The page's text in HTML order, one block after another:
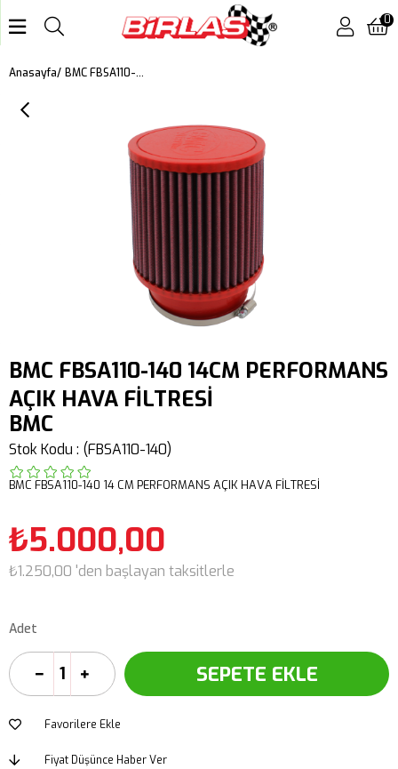
0
Anasayfa BMC FBSA110-140 14CM PERFORMANS AÇIK HAVA FİLTRESİ
BMC FBSA110-140 14CM PERFORMANS
AÇIK HAVA FİLTRESİ
BMC
Stok Kodu (FBSA110-140)
BMC FBSA110-140 14 CM PERFORMANS AÇIK HAVA FİLTRESİ
₺5.000,00
₺1.250,00 'den başlayan taksitlerle
Adet
Favorilere Ekle
Fiyat Düşünce Haber Ver